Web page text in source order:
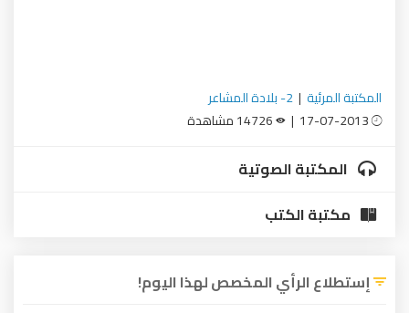
المكتبة المرئية | 2- بلادة المشاعر
المكتبة الصوتية
مكتبة الكتب
إستطلاع الرأي المخصص لهذا اليوم!